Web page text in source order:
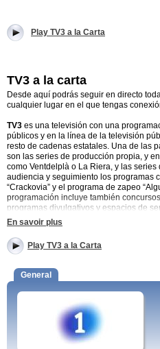
Play TV3 a la Carta
TV3 a la carta
Desde aquí podrás seguir en directo
cualquier lugar en el que tengas
TV3 es una televisión con una
públicos y en la línea de la televisión
resto de cadenas estatales. Una de las
son las series de producción propia, y
como Ventdelplà o La Riera, y las
audiencia y seguimiento los programas
“Crackovia” y el programa de zapeo
programación incluye también
programas divulgativos y espacios de
Los espacios de
resto del mundo, con programas
televisivo del canal es Telenoticies, cuya
información económica (Els diners) y
informativos, hay magacines de
todas las mañanas de lunes a viernes,
El catalán es la lengua preferencial
que los se priorizan los contenidos en
extranjeras, TV3 cuenta con su propio
En savoir plus
Play TV3 a la Carta
General